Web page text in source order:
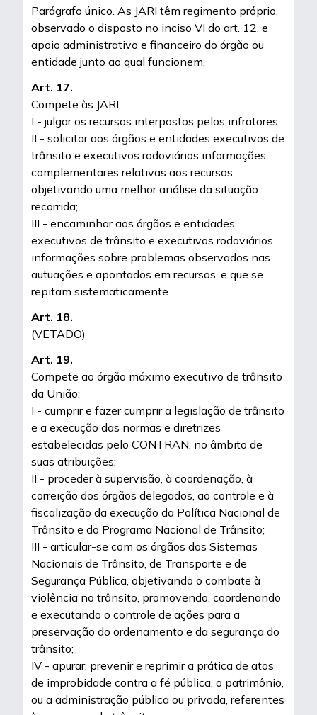
Parágrafo único. As JARI têm regimento próprio,
observado o disposto no inciso VI do art. 12, e
apoio administrativo e financeiro do órgão ou
entidade junto ao qual funcionem.
Art. 17.
Compete às JARI:
I - julgar os recursos interpostos pelos infratores;
II - solicitar aos órgãos e entidades executivos de
trânsito e executivos rodoviários informações
complementares relativas aos recursos,
objetivando uma melhor análise da situação
recorrida;
III - encaminhar aos órgãos e entidades
executivos de trânsito e executivos rodoviários
informações sobre problemas observados nas
autuações e apontados em recursos, e que se
repitam sistematicamente.
Art. 18.
(VETADO)
Art. 19.
Compete ao órgão máximo executivo de trânsito
da União:
I - cumprir e fazer cumprir a legislação de trânsito
e a execução das normas e diretrizes
estabelecidas pelo CONTRAN, no âmbito de
suas atribuições;
II - proceder à supervisão, à coordenação, à
correição dos órgãos delegados, ao controle e à
fiscalização da execução da Política Nacional de
Trânsito e do Programa Nacional de Trânsito;
III - articular-se com os órgãos dos Sistemas
Nacionais de Trânsito, de Transporte e de
Segurança Pública, objetivando o combate à
violência no trânsito, promovendo, coordenando
e executando o controle de ações para a
preservação do ordenamento e da segurança do
trânsito;
IV - apurar, prevenir e reprimir a prática de atos
de improbidade contra a fé pública, o patrimônio,
ou a administração pública ou privada, referentes